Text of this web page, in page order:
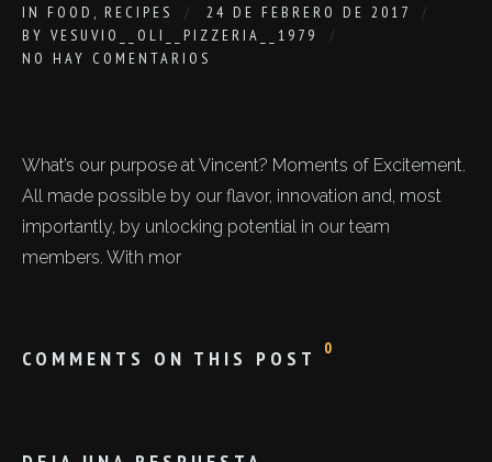
IN FOOD , RECIPES
24 DE FEBRERO DE 2017
BY VESUVIO__OLI__PIZZERIA__1979
NO HAY COMENTARIOS
What’s our purpose at Vincent? Moments of Excitement.
All made possible by our flavor, innovation and, most
importantly, by unlocking potential in our team
members. With mor
COMMENTS ON THIS POST 0